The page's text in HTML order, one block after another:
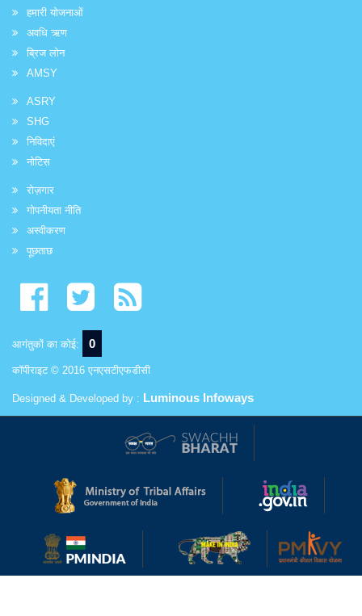
हमारी योजनाओं
अवधि ऋण
ब्रिज लोन
AMSY
ASRY
SHG
निविदाएं
नोटिस
रोज़गार
गोपनीयता नीति
अस्वीकरण
पूछताछ
आगंतुकों का कोई: 0
कॉपीराइट © 2016 एनएसटीएफडीसी
Designed & Developed by : Luminous Infoways